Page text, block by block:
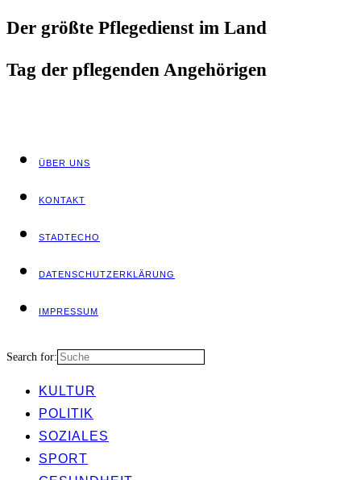
Der größ­te Pfle­ge­dienst im Land
Tag der pfle­gen­den Angehörigen
ÜBER UNS
KON­TAKT
STADT­ECHO
DATEN­SCHUTZ­ER­KLÄ­RUNG
IMPRES­SUM
Search for:
KUL­TUR
POLI­TIK
SOZIA­LES
SPORT